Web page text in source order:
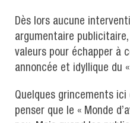
Dès lors aucune
argumentaire
valeurs pour échapper à
annoncée et idyllique du «
Quelques grincements
penser que le « Monde